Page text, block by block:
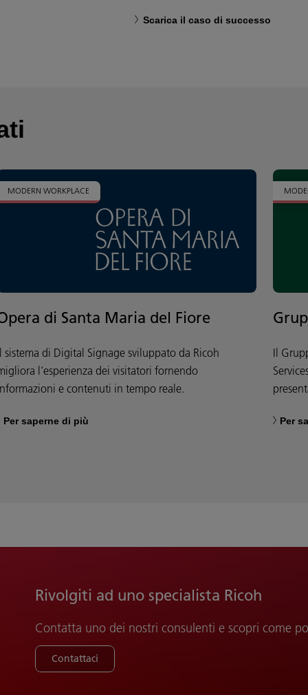
Scarica il caso di successo
MODERN WORKPLACE
di Santa Maria del Fiore
sistema di Digital Signage sviluppato da Ricoh
l'esperienza dei visitatori fornendo
e contenuti in tempo reale.
Per saperne di più
Il
Per
Rivolgiti ad uno specialista Ricoh
Contatta uno dei nostri consulenti e scopri come
Contattaci